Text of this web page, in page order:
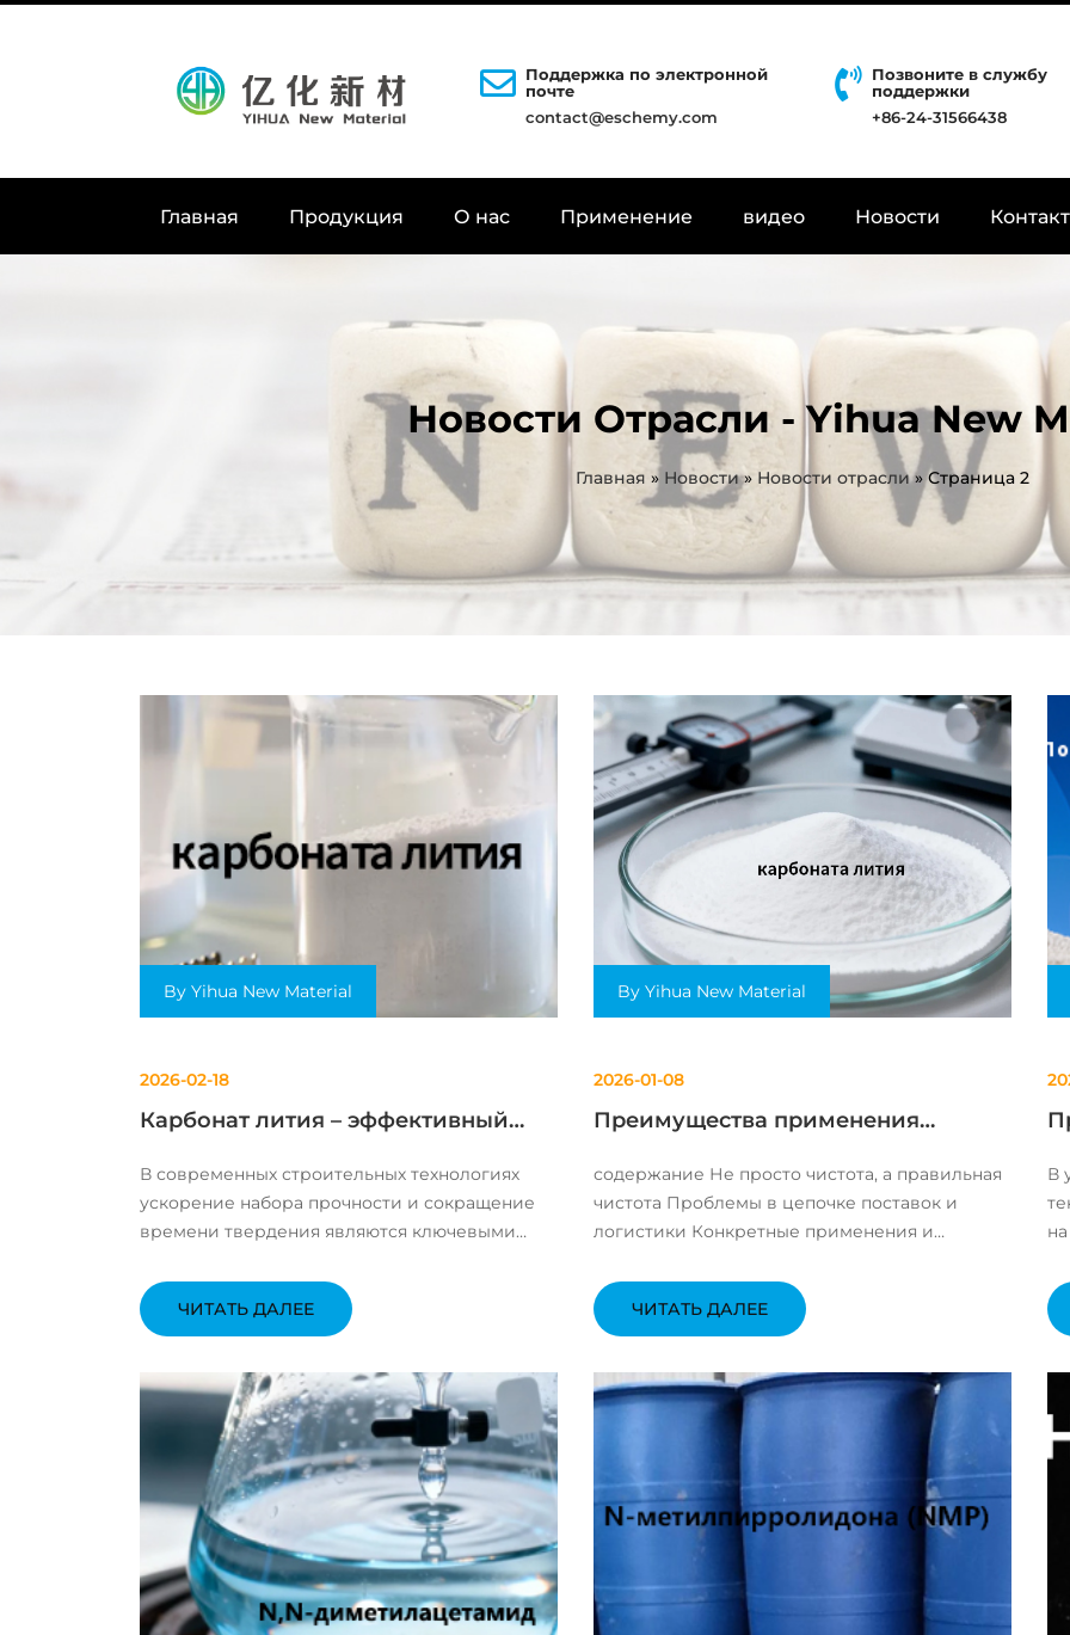
Поддержка по электронной
почте
contact@eschemy.com
Позвоните в службу
поддержки
+86-24-31566438
Главная Продукция О нас Применение видео Новости
Новости Отрасли - Yihua New
Главная » Новости» Новости отрасли»Страница 2
By Yihua New Material
2026-02-18
Карбонат лития – эффективный
сухих строительных смесей
В современных строительных технологиях
ускорение набора прочности и сокращение
времени твердения являются ключевыми
Карбонат лития — это высокоэффективный
ускоритель ранней прочности на основе
ЧИТАТЬ ДАЛЕЕ
By Yihua New Material
2026-01-08
Преимущества применения
химических веществах
электронного качества
содержание Не просто чистота, а правильная
чистота Проблемы в цепочке поставок и
логистики Конкретные применения и
бумажки до реальности Взгляд вперёд и
выводы для себя Когда заходит речь о
ЧИТАТЬ ДАЛЕЕ
В